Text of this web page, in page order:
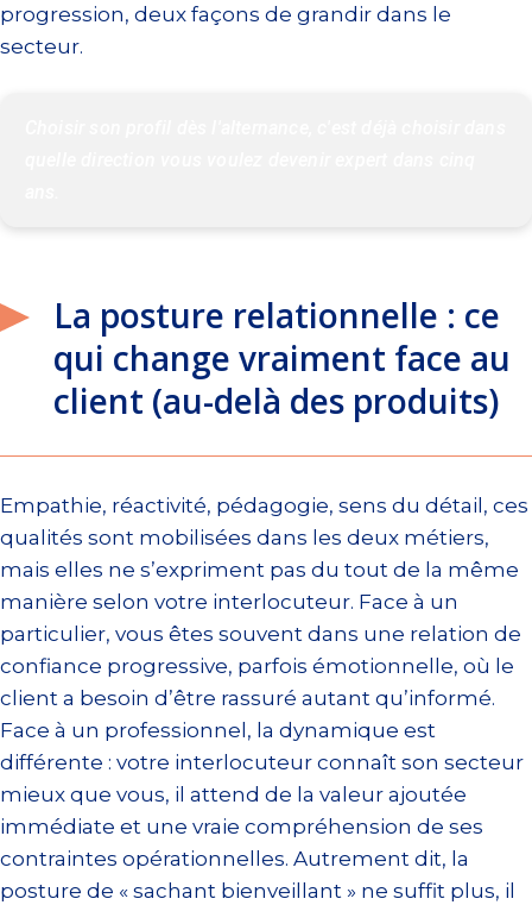
progression, deux façons de grandir dans le
secteur.
La posture relationnelle : ce
qui change vraiment face au
client (au-delà des produits)
Empathie, réactivité, pédagogie, sens du détail, ces
qualités sont mobilisées dans les deux métiers,
mais elles ne s’expriment pas du tout de la même
manière selon votre interlocuteur. Face à un
particulier, vous êtes souvent dans une relation de
confiance progressive, parfois émotionnelle, où le
client a besoin d’être rassuré autant qu’informé.
Face à un professionnel, la dynamique est
différente : votre interlocuteur connaît son secteur
mieux que vous, il attend de la valeur ajoutée
immédiate et une vraie compréhension de ses
contraintes opérationnelles. Autrement dit, la
posture de « sachant bienveillant » ne suffit plus, il